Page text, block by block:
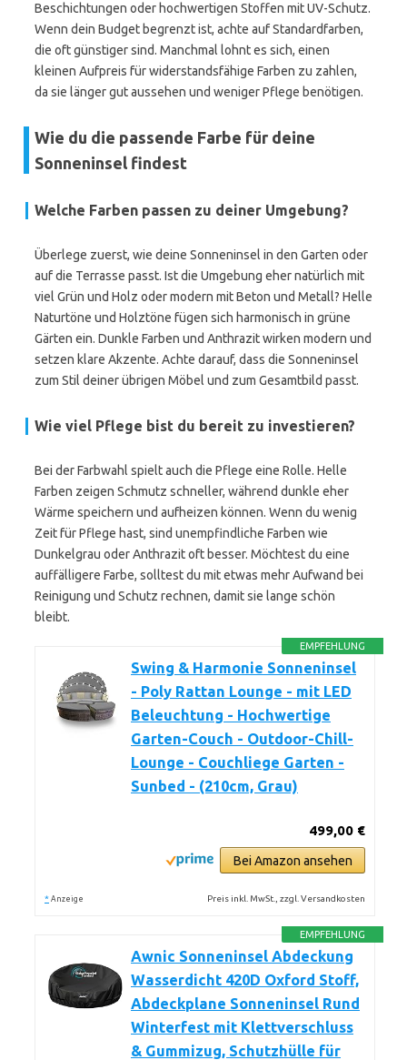
Beschichtungen oder hochwertigen Stoffen mit UV-Schutz.
Wenn dein Budget begrenzt ist, achte auf Standardfarben,
die oft günstiger sind. Manchmal lohnt es sich, einen
kleinen Aufpreis für widerstandsfähige Farben zu zahlen,
da sie länger gut aussehen und weniger Pflege benötigen.
Wie du die passende Farbe für deine
Sonneninsel findest
Welche Farben passen zu deiner Umgebung?
Überlege zuerst, wie deine Sonneninsel in den Garten oder
auf die Terrasse passt. Ist die Umgebung eher natürlich mit
viel Grün und Holz oder modern mit Beton und Metall? Helle
Naturtöne und Holztöne fügen sich harmonisch in grüne
Gärten ein. Dunkle Farben und Anthrazit wirken modern und
setzen klare Akzente. Achte darauf, dass die Sonneninsel
zum Stil deiner übrigen Möbel und zum Gesamtbild passt.
Wie viel Pflege bist du bereit zu investieren?
Bei der Farbwahl spielt auch die Pflege eine Rolle. Helle
Farben zeigen Schmutz schneller, während dunkle eher
Wärme speichern und aufheizen können. Wenn du wenig
Zeit für Pflege hast, sind unempfindliche Farben wie
Dunkelgrau oder Anthrazit oft besser. Möchtest du eine
auffälligere Farbe, solltest du mit etwas mehr Aufwand bei
Reinigung und Schutz rechnen, damit sie lange schön
bleibt.
EMPFEHLUNG
Swing & Harmonie Sonneninsel
- Poly Rattan Lounge - mit LED
Beleuchtung - Hochwertige
Garten-Couch - Outdoor-Chill-
Lounge - Couchliege Garten -
Sunbed - (210cm, Grau)
499,00 €
Bei Amazon ansehen
* Anzeige Preis inkl. MwSt., zzgl. Versandkosten
EMPFEHLUNG
Awnic Sonneninsel Abdeckung
Wasserdicht 420D Oxford Stoff,
Abdeckplane Sonneninsel Rund
Winterfest mit Klettverschluss
& Gummizug, Schutzhülle für